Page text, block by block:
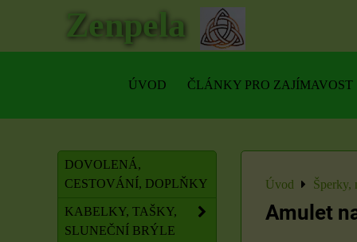
Zenpela
ÚVOD ČLÁNKY PRO ZAJÍMAVOST
Úvod Šperky,
Amulet
DOVOLENÁ,
CESTOVÁNÍ, DOPLŇKY
KABELKY, TAŠKY,
SLUNEČNÍ BRÝLE